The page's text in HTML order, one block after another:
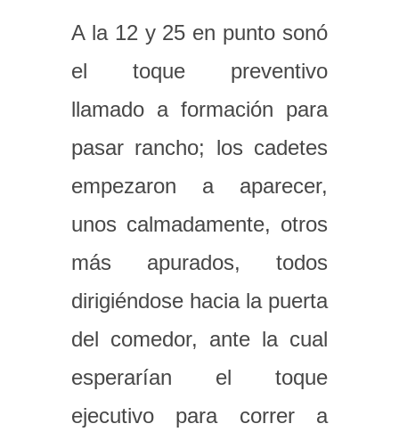
A la 12 y 25 en punto sonó
el toque preventivo
llamado a formación para
pasar rancho; los cadetes
empezaron a aparecer,
unos calmadamente, otros
más apurados, todos
dirigiéndose hacia la puerta
del comedor, ante la cual
esperarían el toque
ejecutivo para correr a